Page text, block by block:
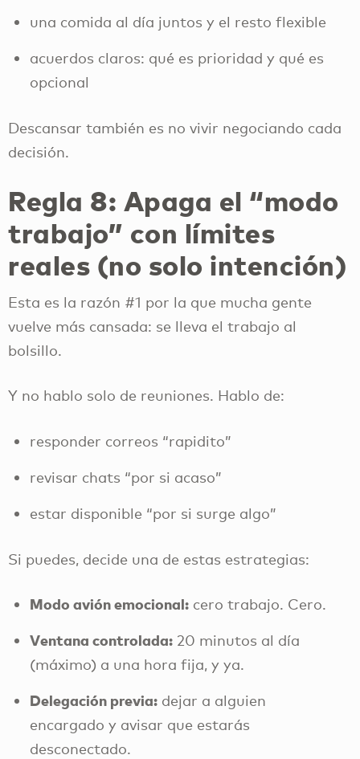
una comida al día juntos y el resto flexible
acuerdos claros: qué es prioridad y qué es
opcional
Descansar también es no vivir negociando cada
decisión.
Regla 8: Apaga el “modo
trabajo” con límites
reales (no solo intención)
Esta es la razón #1 por la que mucha gente
vuelve más cansada: se lleva el trabajo al
bolsillo.
Y no hablo solo de reuniones. Hablo de:
responder correos “rapidito”
revisar chats “por si acaso”
estar disponible “por si surge algo”
Si puedes, decide una de estas estrategias:
Modo avión emocional:cero trabajo. Cero.
Ventana controlada:20 minutos al día
(máximo) a una hora fija, y ya.
Delegación previa:dejar a alguien
encargado y avisar que estarás
desconectado.